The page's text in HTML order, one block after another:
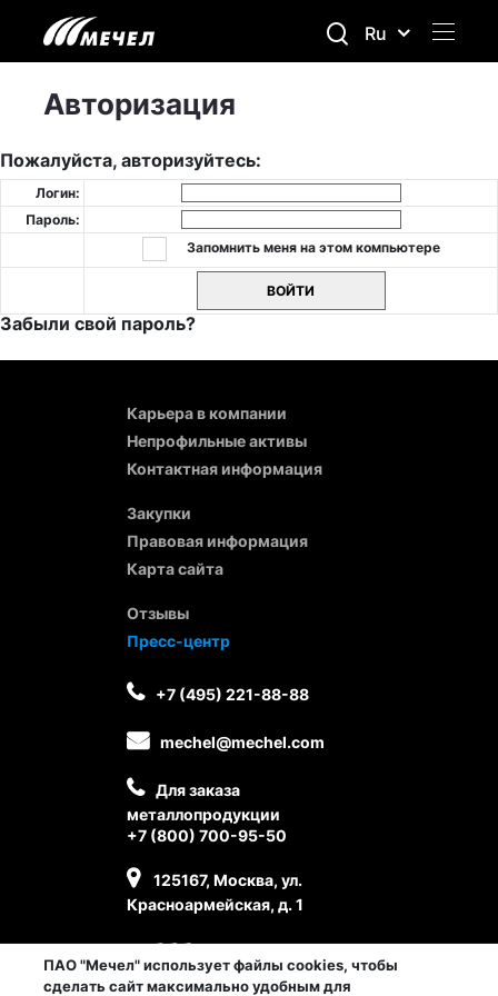
Ru
Авторизация
Пожалуйста, авторизуйтесь:
Логин:
Пароль:
Запомнить меня на этом компьютере
Забыли свой пароль?
Карьера в компании
Непрофильные активы
Контактная информация
Закупки
Правовая информация
Карта сайта
Отзывы
Пресс-центр
+7 (495) 221-88-88
mechel@mechel.com
Для заказа
металлопродукции
+7 (800) 700-95-50
125167, Москва, ул.
Красноармейская, д. 1
ПАО "Мечел" использует файлы cookies, чтобы
сделать сайт максимально удобным для